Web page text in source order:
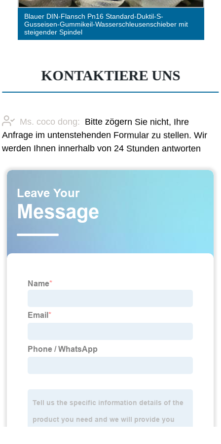
Ventile aus duktilem Gusseisen / Schleusenschieber /
Absperrschieber aus Gusseisen / Absperrschieber aus
duktilem Gusseisen
KONTAKTIERE UNS
Ms. coco dong: Bitte zögern Sie nicht, Ihre
Anfrage im untenstehenden Formular zu stellen. Wir
werden Ihnen innerhalb von 24 Stunden antworten